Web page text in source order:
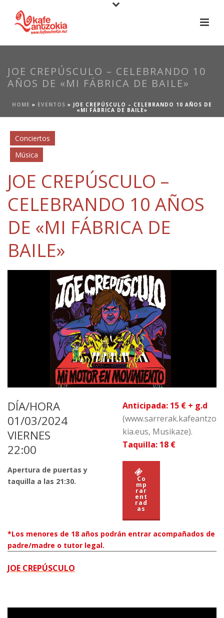
JOE CREPÚSCULO – CELEBRANDO 10
AÑOS DE «MI FÁBRICA DE BAILE»
HOME » EVENTOS » JOE CREPÚSCULO – CELEBRANDO 10 AÑOS DE
«MI FÁBRICA DE BAILE»
Conciertos
Música
JOE CREPÚSCULO –
CELEBRANDO 10 AÑOS
DE «MI FÁBRICA DE
BAILE»
DÍA/HORA
01/03/2024
VIERNES
22:00
Apertura de puertas y
taquilla a las 21:30.
Anticipada: 15 € + g.d
(www.sarrerak.kafeantzo
kia.eus, Musikaze).
Taquilla: 18 €
Co
mp
rar
ent
rad
as
*Los menores de 18 años podrán entrar acompañados de
padre/madre o tutor legal.
JOE CREPÚSCULO